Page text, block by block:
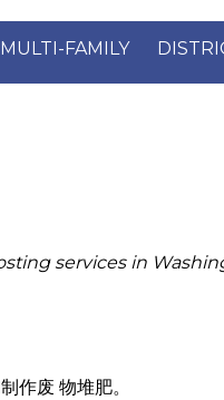
MULTI-FAMILY
services in
作废 物堆肥。